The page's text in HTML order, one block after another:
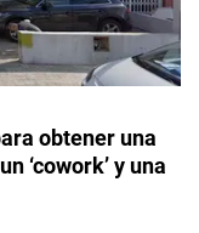
obtener una
‘cowork’ y una